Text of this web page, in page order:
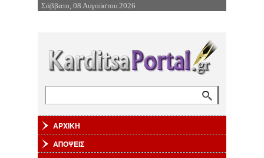
Επιστροφή στην Πλοήγηση
Σάββατο, 08 Αυγούστου 2026
ΑΡΧΙΚΗ
ΑΠΟΨΕΙΣ